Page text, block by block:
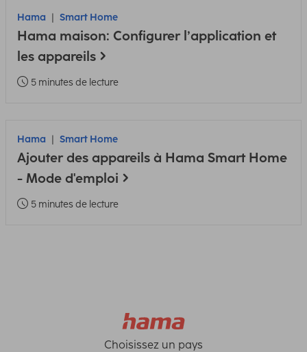
Hama Smart Home
Hama maison: Configurer l’application et
les appareils
5 minutes de lecture
Hama Smart Home
Ajouter des appareils à Hama Smart Home
- Mode d'emploi
5 minutes de lecture
Choisissez un pays